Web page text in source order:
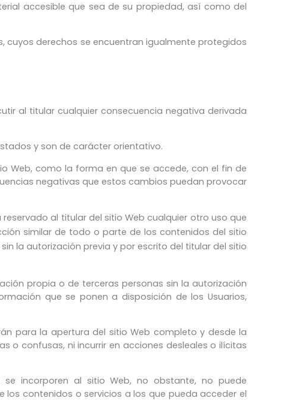
accesible que sea de su propiedad, así como del
cuyos derechos se encuentran igualmente protegidos
al titular cualquier consecuencia negativa derivada
y son de carácter orientativo.
Web, como la forma en que se accede, con el fin de
negativas que estos cambios puedan provocar
al titular del sitio Web cualquier otro uso que
similar de todo o parte de los contenidos del sitio
la autorización previa y por escrito del titular del sitio
propia o de terceras personas sin la autorización
que se ponen a disposición de los Usuarios,
para la apertura del sitio Web completo y desde la
o confusas, ni incurrir en acciones desleales o ilícitas
incorporen al sitio Web, no obstante, no puede
los contenidos o servicios a los que pueda acceder el